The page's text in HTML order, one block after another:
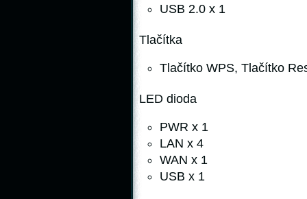
USB 2.0 x 1
Tlačítka
Tlačítko WPS, Tlačítko
LED dioda
PWR x 1
LAN x 4
WAN x 1
USB x 1